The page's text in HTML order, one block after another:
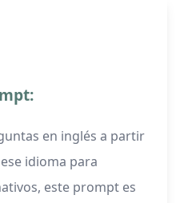
en inglés a partir
idioma para
este prompt es